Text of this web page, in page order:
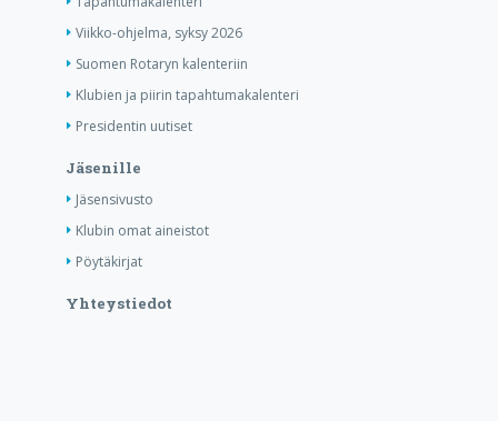
Viikko-ohjelma, syksy 2026
Suomen Rotaryn kalenteriin
Klubien ja piirin tapahtumakalenteri
Presidentin uutiset
Jäsenille
Jäsensivusto
Klubin omat aineistot
Pöytäkirjat
Yhteystiedot